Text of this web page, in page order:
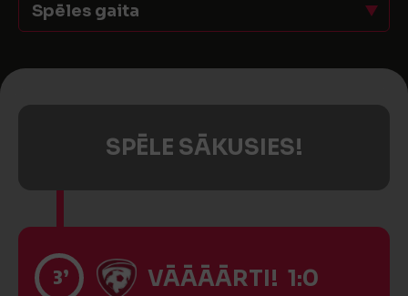
Spēles gaita
SPĒLE SĀKUSIES!
3’ VĀĀĀĀRTI! 1:0